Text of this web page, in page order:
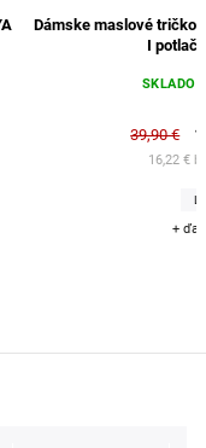
MIYA
Dámske